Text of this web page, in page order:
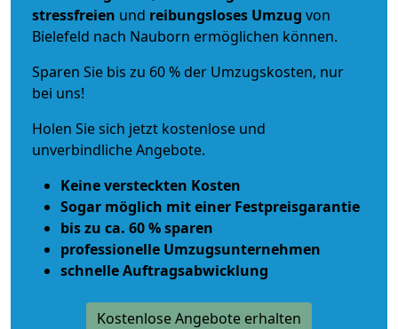
stressfreien und reibungsloses Umzug von
Bielefeld nach Nauborn ermöglichen können.
Sparen Sie bis zu 60 % der Umzugskosten, nur
bei uns!
Holen Sie sich jetzt kostenlose und
unverbindliche Angebote.
Keine versteckten Kosten
Sogar möglich mit einer Festpreisgarantie
bis zu ca. 60 % sparen
professionelle Umzugsunternehmen
schnelle Auftragsabwicklung
Kostenlose Angebote erhalten